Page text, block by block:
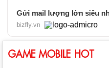
Gửi mail lượng lớn siêu
bizfly.vn
GAME MOBILE HOT